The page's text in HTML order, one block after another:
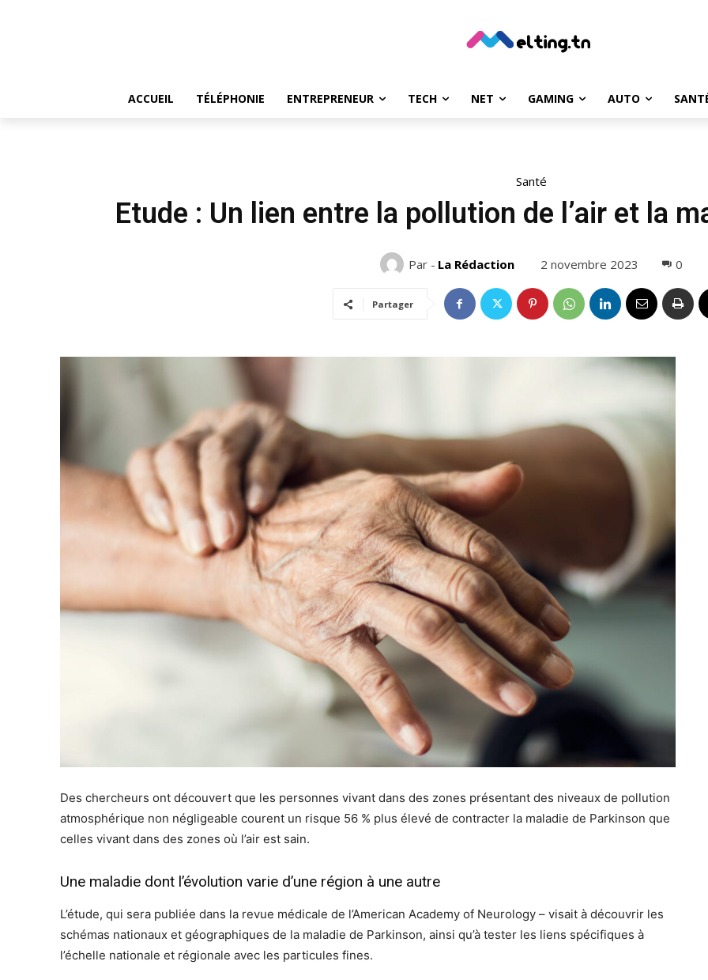
ACCUEIL TÉLÉPHONIE ENTREPRENEUR TECH NET GAMING AUTO
Santé
Etude : Un lien entre la pollution de l’air et la
Par - La Rédaction 2 novembre 2023 0
Partager
Des chercheurs ont découvert que les personnes vivant dans des zones présentant des niveaux de pollution
atmosphérique non négligeable courent un risque 56 % plus élevé de contracter la maladie de Parkinson que
celles vivant dans des zones où l’air est sain.
Une maladie dont l’évolution varie d’une région à une autre
L’étude, qui sera publiée dans la revue médicale de l’American Academy of Neurology – visait à découvrir les
schémas nationaux et géographiques de la maladie de Parkinson, ainsi qu’à tester les liens spécifiques à
l’échelle nationale et régionale avec les particules fines.